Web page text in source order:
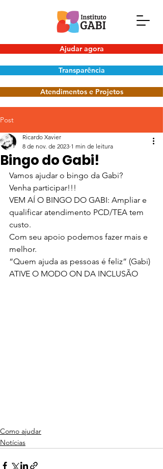
Ajudar agora
Transparência
Atendimentos e Projetos
Post
Bingo do Gabi!
Ricardo Xavier
8 de nov. de 2023 1 min de leitura
Vamos ajudar o bingo da Gabi?
Venha participar!!!
VEM AÍ O BINGO DO GABI: Ampliar e
qualificar atendimento PCD/TEA tem
custo.
Com seu apoio podemos fazer mais e
melhor.
“Quem ajuda as pessoas é feliz” (Gabi)
ATIVE O MODO ON DA INCLUSÃO
Como ajudar
Notícias